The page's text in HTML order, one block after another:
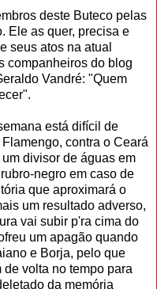
deste Buteco pelas
Ele as quer, precisa e
seus atos na atual
companheiros do blog
Vandré: "Quem
está difícil de
contra o Ceará
divisor de águas em
negro em caso de
que aproximará o
um resultado adverso,
vai subir p'ra cima do
um apagão quando
e Borja, pelo que
de volta no tempo para
da memória